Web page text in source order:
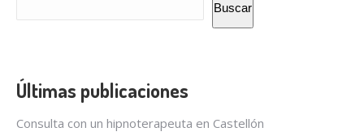
Buscar
Últimas publicaciones
Consulta con un hipnoterapeuta en Castellón